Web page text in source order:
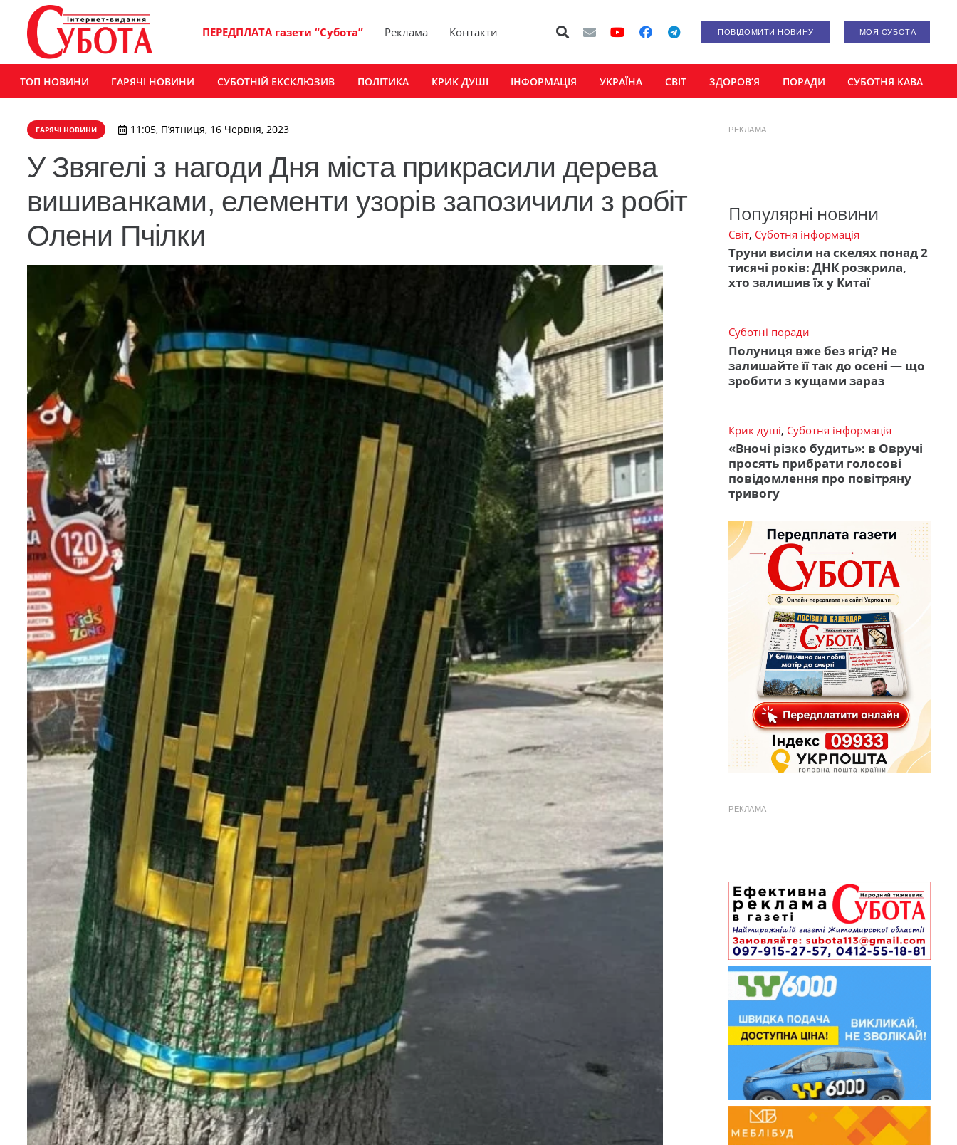
ПЕРЕДПЛАТА газети “Субота” Реклама Контакти ПОВІДОМИТИ НОВИНУ МОЯ СУБОТА
ТОП НОВИНИ ГАРЯЧІ НОВИНИ СУБОТНІЙ ЕКСКЛЮЗИВ ПОЛІТИКА КРИК ДУШІ ІНФОРМАЦІЯ УКРАЇНА СВІТ ЗДОРОВ’Я ПОРАДИ СУБОТНЯ КАВА
ГАРЯЧІ НОВИНИ 11:05, П’ятниця, 16 Червня, 2023
У Звягелі з нагоди Дня міста прикрасили дерева
вишиванками, елементи узорів запозичили з робіт
Олени Пчілки
РЕКЛАМА
Популярні новини
Світ, Суботня інформація
Труни висіли на скелях понад 2
тисячі років: ДНК розкрила,
хто залишив їх у Китаї
Суботні поради
Полуниця вже без ягід? Не
залишайте її так до осені — що
зробити з кущами зараз
Крик душі, Суботня інформація
«Вночі різко будить»: в Овручі
просять прибрати голосові
повідомлення про повітряну
тривогу
РЕКЛАМА